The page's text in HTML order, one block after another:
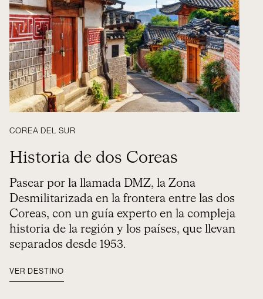
COREA DEL SUR
Historia de dos Coreas
Pasear por la llamada DMZ, la Zona
Desmilitarizada en la frontera entre las dos
Coreas, con un guía experto en la compleja
historia de la región y los países, que llevan
separados desde 1953.
VER DESTINO